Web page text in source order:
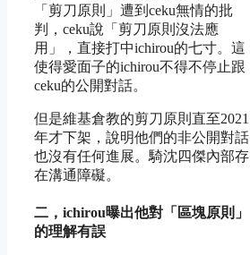
「剪刀原則」遭到ceku無情的批
判，ceku說「剪刀原則沒法應
用」，直接打中ichirou的七寸。這
使得愛面子的ichirou不得不停止跟
ceku的公開對話。
但是維基倉教的剪刀原則直至2021
年才下架，說明他們的非公開對話
也沒有任何進展。騎沈四傑內部存
在溝通障礙。
二，ichirou曝出他對「區塊原則」
的理解有誤